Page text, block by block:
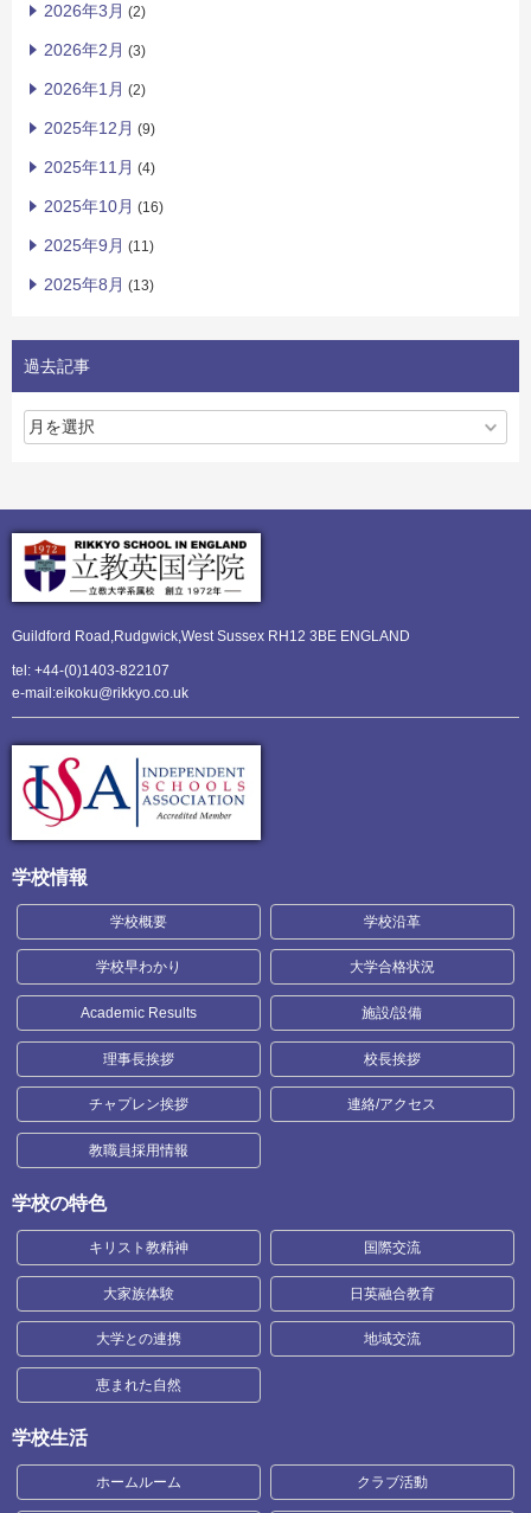
2026年3月 (2)
2026年2月 (3)
2026年1月 (2)
2025年12月 (9)
2025年11月 (4)
2025年10月 (16)
2025年9月 (11)
2025年8月 (13)
過去記事
Guildford Road,Rudgwick,West Sussex RH12 3BE ENGLAND
tel: +44-(0)1403-822107
e-mail:eikoku@rikkyo.co.uk
学校情報
学校概要 学校沿革
学校早わかり 大学合格状況
Academic Results 施設/設備
理事長挨拶 校長挨拶
チャプレン挨拶 連絡/アクセス
教職員採用情報
学校の特色
キリスト教精神 国際交流
大家族体験 日英融合教育
大学との連携 地域交流
恵まれた自然
学校生活
ホームルーム クラブ活動